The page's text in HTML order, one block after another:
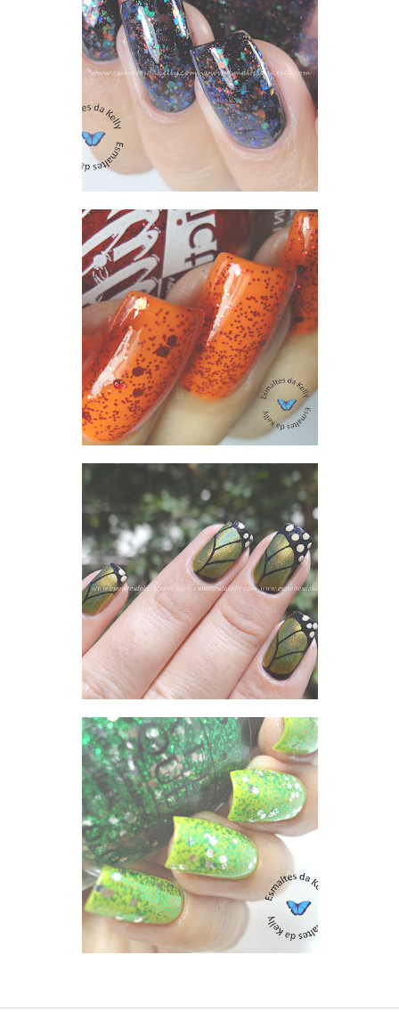
MISTURINHA DE FLOCADOS
CHRIS "COM QUEM VOU SAIR" LORENA + ANIMATE L.A.GIRL GLITTER ADDICT ANIMATE
ACID LEMON E ANIMAL PRINT BUTERFLY
ZOYA MITZI + OPI MUPPETS FRESH FROG OF BEL AIR